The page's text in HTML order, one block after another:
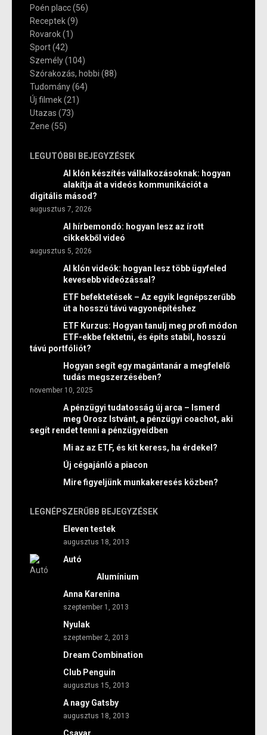
Poén placc(56)
Receptek(9)
Rovarok(1)
Sport(42)
Személy(104)
Szórakozás, hobbi (88)
Tudomány(64)
Új filmek(21)
Utazas (73)
Zene (55)
LEGUTÓBBI BEJEGYZÉSEK
AI klón készítés vállalkozásoknak: hogyan
alakítja át a videós kommunikációt a
digitális másod?
augusztus 7, 2026
AI hírbemondó: hogyan lesz az írott
cikkekből videó
augusztus 5, 2026
AI klón videók: hogyan lesz több ügyfeled
kevesebb videózással?
ETF befektetések – Az egyik legnépszerűbb
út a hosszú távú vagyonépítéshez
ETF Kurzus: Hogyan tanulj meg profi módon
ETF-ekbe fektetni, és építs stabil, hosszú
távú portfóliót?
Hogyan segít egy magántanár a megfelelő
tudás megszerzésében?
november 10, 2025
A pénzügyi tudatosság új arca – Ismerd
meg Orosz Istvánt, a pénzügyi coachot, aki
segít rendet tenni a pénzügyeidben
Mi az az ETF, és kit keress, ha érdekel?
Új cégajánló a piacon
Mire figyeljünk munkakeresés közben?
LEGNÉPSZERŰBB BEJEGYZÉSEK
Eleven testek
augusztus 18, 2013
Autó
Alumínium
Anna Karenina
szeptember 1, 2013
Nyulak
szeptember 2, 2013
Dream Combination
Club Penguin
augusztus 15, 2013
A nagy Gatsby
augusztus 18, 2013